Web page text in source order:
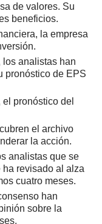
de valores. Su
beneficios.
la empresa
los analistas han
pronóstico de EPS
pronóstico del
el archivo
la acción.
analistas que se
revisado al alza
cuatro meses.
han
sobre la